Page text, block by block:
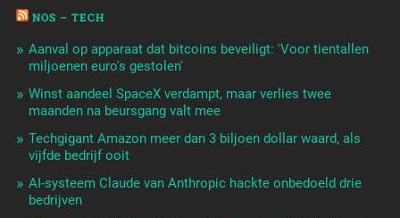
NOS – TECH
Aanval op apparaat dat bitcoins beveiligt: 'Voor tientallen
miljoenen euro's gestolen'
Winst aandeel SpaceX verdampt, maar verlies twee
maanden na beursgang valt mee
Techgigant Amazon meer dan 3 biljoen dollar waard, als
vijfde bedrijf ooit
AI-systeem Claude van Anthropic hackte onbedoeld drie
bedrijven